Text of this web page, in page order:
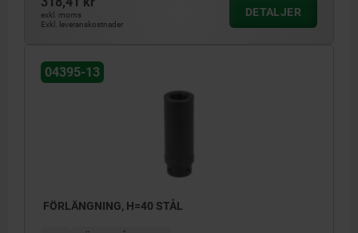
exkl. moms
Exkl. leveranskostnader
DETALJER
04395-13
FÖRLÄNGNING, H=40 STÅL